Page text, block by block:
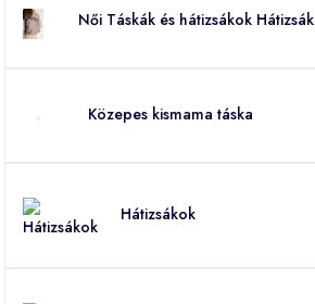
Női Táskák és hátizsákok Hátizsák
Közepes kismama táska
Hátizsákok